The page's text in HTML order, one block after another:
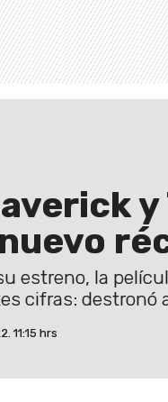
estreno, la
cifras: destronó
11:15 hrs